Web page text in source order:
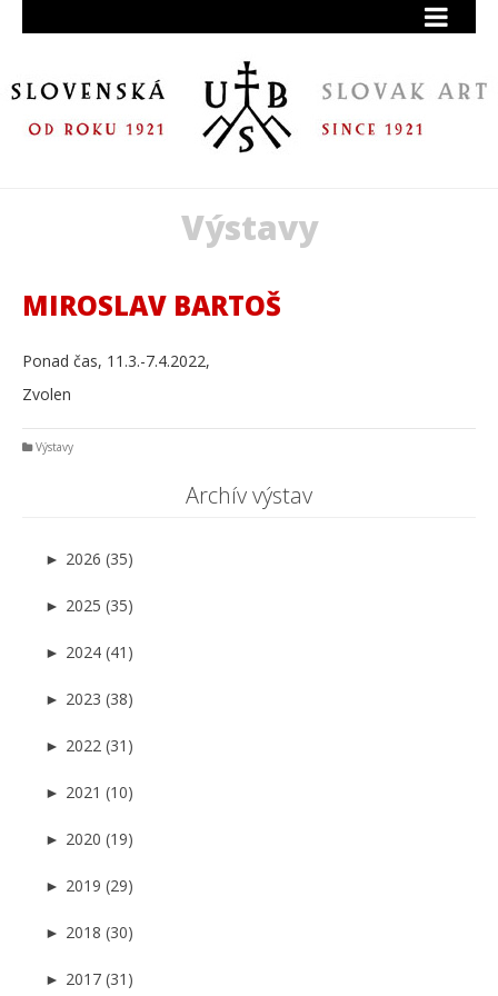
Výstavy
MIROSLAV BARTOŠ
Ponad čas, 11.3.-7.4.2022,
Zvolen
Výstavy
Archív výstav
► 2026 (35)
► 2025 (35)
► 2024 (41)
► 2023 (38)
► 2022 (31)
► 2021 (10)
► 2020 (19)
► 2019 (29)
► 2018 (30)
► 2017 (31)